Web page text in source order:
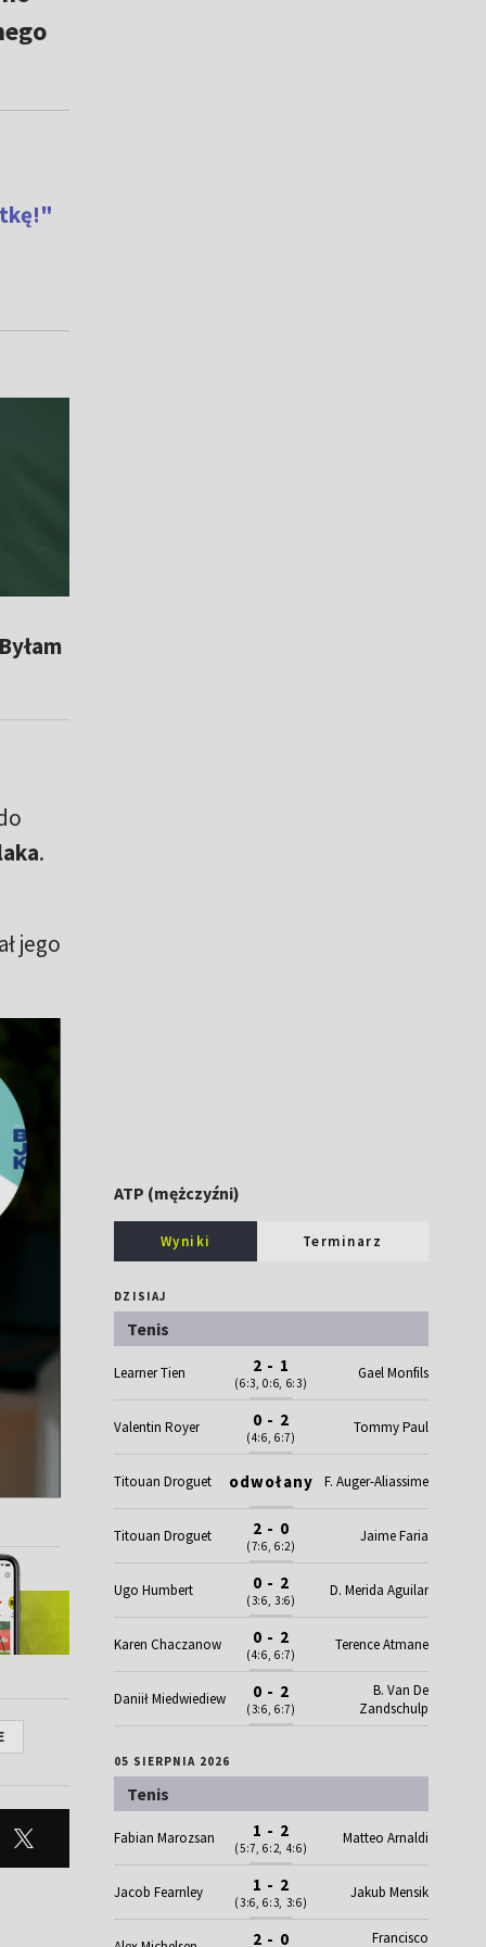
.
jego
ATP (mężczyźni)
Wyniki Terminarz
DZISIAJ
Tenis
Learner Tien 2 - 1
(6:3, 0:6, 6:3)
Gael Monfils
Valentin Royer 0 - 2
(4:6, 6:7)
Tommy Paul
Titouan Droguet odwołany F. Auger-Aliassime
Titouan Droguet 2 - 0
(7:6, 6:2)
Jaime Faria
Ugo Humbert 0 - 2
(3:6, 3:6)
D. Merida Aguilar
Karen Chaczanow 0 - 2
(4:6, 6:7)
Terence Atmane
Daniił Miedwiediew 0 - 2
(3:6, 6:7)
B. Van De
Zandschulp
05 SIERPNIA 2026
Tenis
Fabian Marozsan 1 - 2
(5:7, 6:2, 4:6)
Matteo Arnaldi
Jacob Fearnley 1 - 2
(3:6, 6:3, 3:6)
Jakub Mensik
2 - 0
Francisco